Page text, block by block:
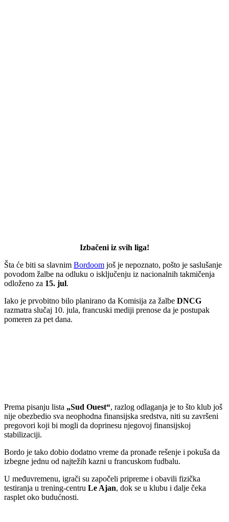
Izbačeni iz svih liga!
Šta će biti sa slavnim Bordoom još je nepoznato, pošto je saslušanje
povodom žalbe na odluku o isključenju iz nacionalnih takmičenja
odloženo za 15. jul.
Iako je prvobitno bilo planirano da Komisija za žalbe DNCG
razmatra slučaj 10. jula, francuski mediji prenose da je postupak
pomeren za pet dana.
Prema pisanju lista „Sud Ouest“, razlog odlaganja je to što klub još
nije obezbedio sva neophodna finansijska sredstva, niti su završeni
pregovori koji bi mogli da doprinesu njegovoj finansijskoj
stabilizaciji.
Bordo je tako dobio dodatno vreme da pronađe rešenje i pokuša da
izbegne jednu od najtežih kazni u francuskom fudbalu.
U međuvremenu, igrači su započeli pripreme i obavili fizička
testiranja u trening-centru Le Ajan, dok se u klubu i dalje čeka
rasplet oko budućnosti.